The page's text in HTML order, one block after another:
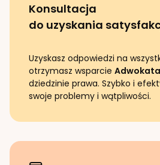
Konsultacja
do uzyskania
Uzyskasz odpowiedzi na
otrzymasz wsparcie Adwokata
dziedzinie prawa. Szybko i
swoje problemy i wątpliwości.